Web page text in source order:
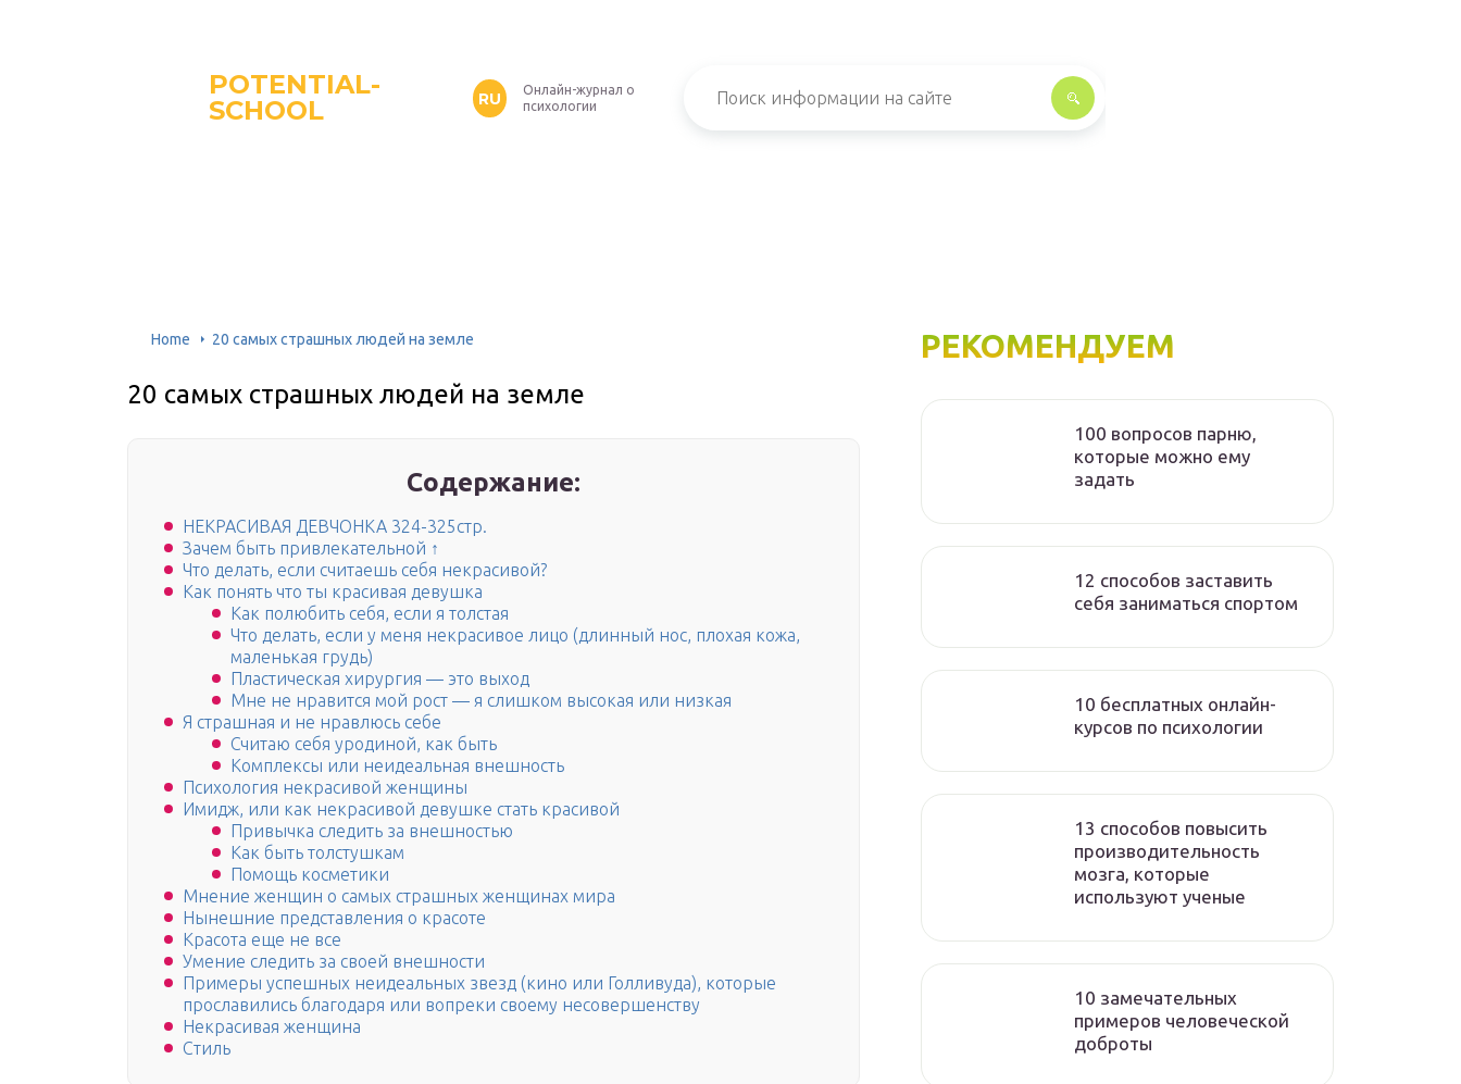
POTENTIAL-
SCHOOL
RU
Онлайн-журнал о
психологии
Home 20 самых страшных людей на земле
20 самых страшных людей на земле
Содержание:
НЕКРАСИВАЯ ДЕВЧОНКА 324-325стр.
Зачем быть привлекательной ↑
Что делать, если считаешь себя некрасивой?
Как понять что ты красивая девушка
Как полюбить себя, если я толстая
Что делать, если у меня некрасивое лицо (длинный нос, плохая кожа,
маленькая грудь)
Пластическая хирургия — это выход
Мне не нравится мой рост — я слишком высокая или низкая
Я страшная и не нравлюсь себе
Считаю себя уродиной, как быть
Комплексы или неидеальная внешность
Психология некрасивой женщины
Имидж, или как некрасивой девушке стать красивой
Привычка следить за внешностью
Как быть толстушкам
Помощь косметики
Мнение женщин о самых страшных женщинах мира
Нынешние представления о красоте
Красота еще не все
Умение следить за своей внешности
Примеры успешных неидеальных звезд (кино или Голливуда), которые
прославились благодаря или вопреки своему несовершенству
Некрасивая женщина
Стиль
РЕКОМЕНДУЕМ
100 вопросов парню,
которые можно ему
задать
12 способов заставить
себя заниматься спортом
10 бесплатных онлайн-
курсов по психологии
13 способов повысить
производительность
мозга, которые
используют ученые
10 замечательных
примеров человеческой
доброты